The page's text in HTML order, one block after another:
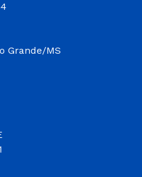
Grande/MS